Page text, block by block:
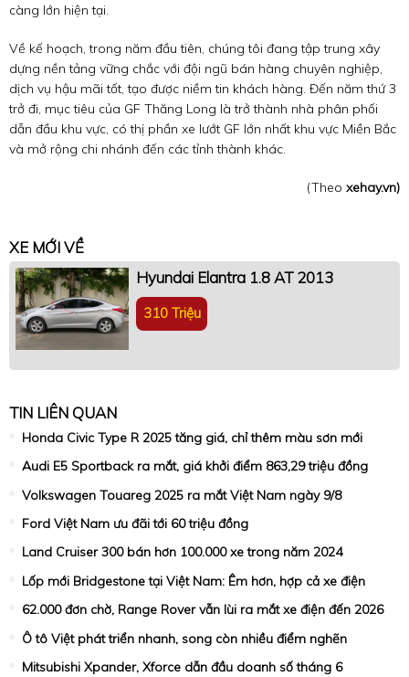
càng lớn hiện tại.
Về kế hoạch, trong năm đầu tiên, chúng tôi đang tập trung xây
dựng nền tảng vững chắc với đội ngũ bán hàng chuyên nghiệp,
dịch vụ hậu mãi tốt, tạo được niềm tin khách hàng. Đến năm thứ 3
trở đi, mục tiêu của GF Thăng Long là trở thành nhà phân phối
dẫn đầu khu vực, có thị phần xe lướt GF lớn nhất khu vực Miền Bắc
và mở rộng chi nhánh đến các tỉnh thành khác.
(Theo xehay.vn)
XE MỚI VỀ
Hyundai Elantra 1.8 AT 2013
310 Triệu
TIN LIÊN QUAN
Honda Civic Type R 2025 tăng giá, chỉ thêm màu sơn mới
Audi E5 Sportback ra mắt, giá khởi điểm 863,29 triệu đồng
Volkswagen Touareg 2025 ra mắt Việt Nam ngày 9/8
Ford Việt Nam ưu đãi tới 60 triệu đồng
Land Cruiser 300 bán hơn 100.000 xe trong năm 2024
Lốp mới Bridgestone tại Việt Nam: Êm hơn, hợp cả xe điện
62.000 đơn chờ, Range Rover vẫn lùi ra mắt xe điện đến 2026
Ô tô Việt phát triển nhanh, song còn nhiều điểm nghẽn
Mitsubishi Xpander, Xforce dẫn đầu doanh số tháng 6